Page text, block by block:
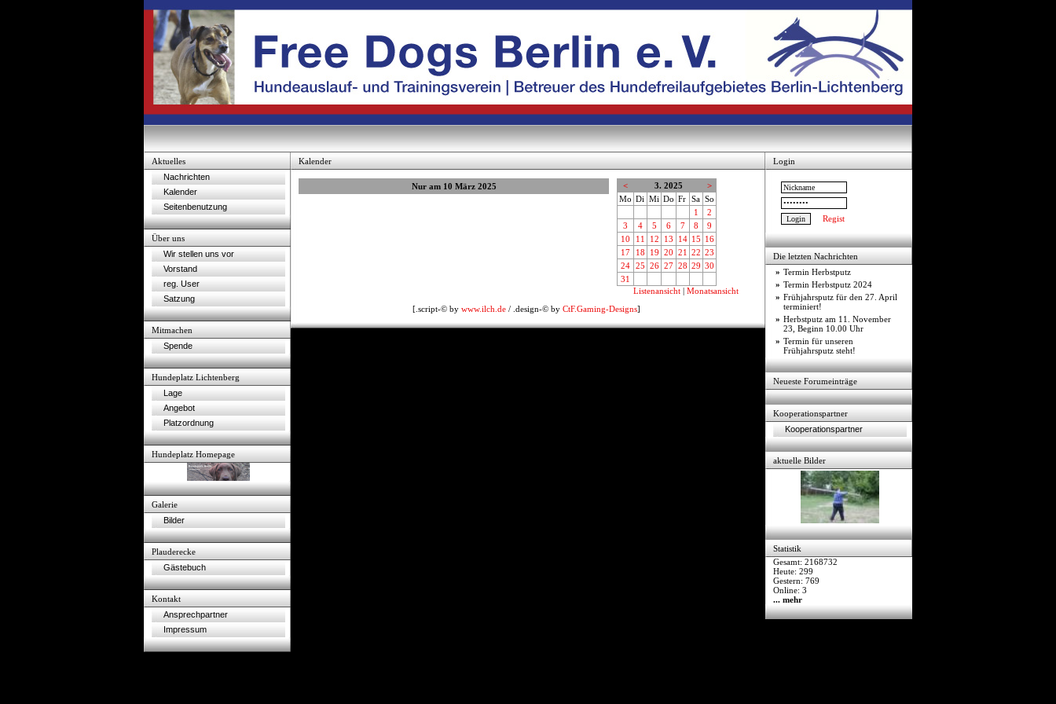
Aktuelles
Nachrichten
Kalender
Seitenbenutzung
Über uns
Wir stellen uns vor
Vorstand
reg. User
Satzung
Mitmachen
Spende
Hundeplatz Lichtenberg
Lage
Angebot
Platzordnung
Hundeplatz Homepage
Galerie
Bilder
Plauderecke
Gästebuch
Kontakt
Ansprechpartner
Impressum
Kalender
Nur am 10 März 2025 < 3. 2025
>
Mo Di Mi Do Fr Sa So
1
2
3
4 5 6 7 8
9
10
11 12 13 14 15 16
17
18 19 20 21 22 23
24 25 26 27 28 29 30
31
Listenansicht| Monatsansicht
[.script-© by www.ilch.de / .design-© by CtF.Gaming-Designs]
Login
Regist
Die letzten Nachrichten
» Termin Herbstputz
» Termin Herbstputz 2024
» Frühjahrsputz für den 27. April
terminiert!
» Herbstputz am 11. November
23, Beginn 10.00 Uhr
» Termin für unseren
Frühjahrsputz steht!
Neueste Forumeinträge
Kooperationspartner
Kooperationspartner
aktuelle Bilder
Statistik
Gesamt: 2168732
Heute: 299
Gestern: 769
Online: 3
... mehr